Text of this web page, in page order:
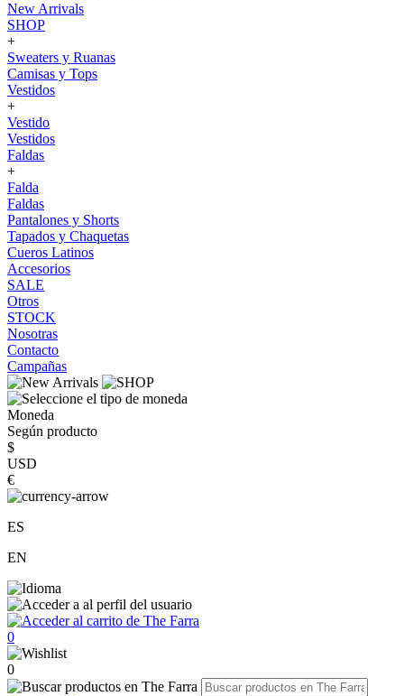
New Arrivals
SHOP
+
Sweaters y Ruanas
Camisas y Tops
Vestidos
+
Vestido
Vestidos
Faldas
+
Falda
Faldas
Pantalones y Shorts
Tapados y Chaquetas
Cueros Latinos
Accesorios
SALE
Otros
STOCK
Nosotras
Contacto
Campañas
Moneda
Según producto
$
USD
€
ES
EN
0
0